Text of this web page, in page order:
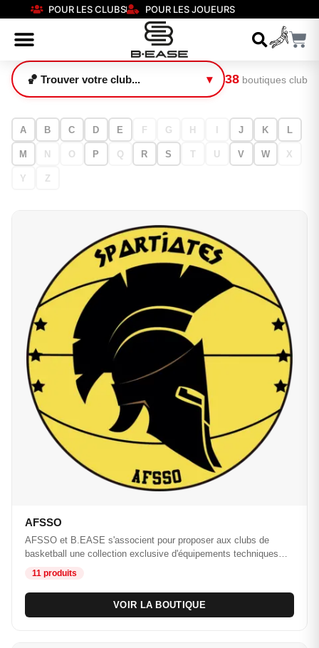
POUR LES CLUBS POUR LES JOUEURS
38 boutiques club
A B C D E F G H I J K L
M N O P Q R S T U V W X
Y Z
AFSSO
AFSSO et B.EASE s'associent pour proposer aux clubs de
basketball une collection exclusive d'équipements techniques…
11 produits
VOIR LA BOUTIQUE